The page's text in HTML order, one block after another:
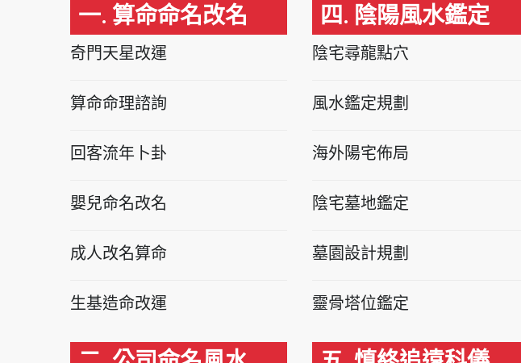
一. 算命命名改名
奇門天星改運
算命命理諮詢
回客流年卜卦
嬰兒命名改名
成人改名算命
生基造命改運
四. 陰陽風水鑑定
陰宅尋龍點穴
風水鑑定規劃
海外陽宅佈局
陰宅墓地鑑定
墓園設計規劃
靈骨塔位鑑定